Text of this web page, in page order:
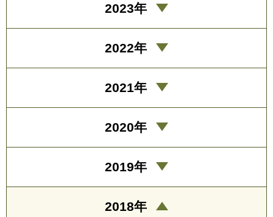
2023年
2022年
2021年
2020年
2019年
2018年